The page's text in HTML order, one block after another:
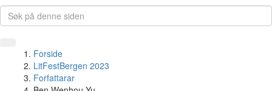
Forside
LitFestBergen 2023
Forfattarar